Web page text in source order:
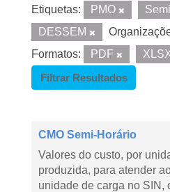
Etiquetas: PMO
DESSEM
Formatos:
PDF
Filtrar Resultados
CMO Semi-Horário
Valores do custo, por
produzida, para atender
unidade de carga no SIN,